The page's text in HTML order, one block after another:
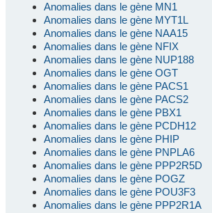
Anomalies dans le gène MN1
Anomalies dans le gène MYT1L
Anomalies dans le gène NAA15
Anomalies dans le gène NFIX
Anomalies dans le gène NUP188
Anomalies dans le gène OGT
Anomalies dans le gène PACS1
Anomalies dans le gène PACS2
Anomalies dans le gène PBX1
Anomalies dans le gène PCDH12
Anomalies dans le gène PHIP
Anomalies dans le gène PNPLA6
Anomalies dans le gène PPP2R5D
Anomalies dans le gène POGZ
Anomalies dans le gène POU3F3
Anomalies dans le gène PPP2R1A